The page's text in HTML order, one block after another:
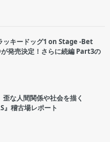
ッキードッグ1 on Stage -Bet
発売決定！さらに続編 Part3の
歪な人間関係や社会を描く
』稽古場レポート